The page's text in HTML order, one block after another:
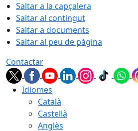
Saltar a la capçalera
Saltar al contingut
Saltar a documents
Saltar al peu de pàgina
Contactar
Idiomes
Català
Castellà
Anglès